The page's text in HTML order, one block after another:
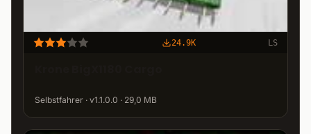
24.9K LS
Selbstfahrer · v1.1.0.0 · 29,0 MB